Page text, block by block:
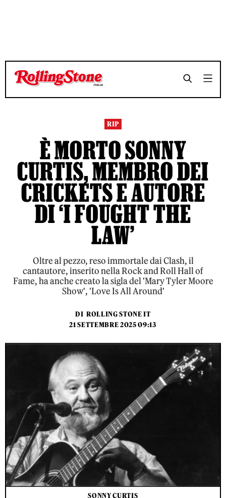
TEMPO DI LETTURA 4 MINUTI SHARE
TEMPO DI LETTURA 4 MINUTI SHARE
RIP
È MORTO SONNY
CURTIS, MEMBRO DEI
CRICKETS E AUTORE
DI ‘I FOUGHT THE
LAW’
Oltre al pezzo, reso immortale dai Clash, il
cantautore, inserito nella Rock and Roll Hall of
Fame, ha anche creato la sigla del 'Mary Tyler Moore
Show', 'Love Is All Around'
DI ROLLING STONE IT
21 SETTEMBRE 2025 09:13
SONNY CURTIS